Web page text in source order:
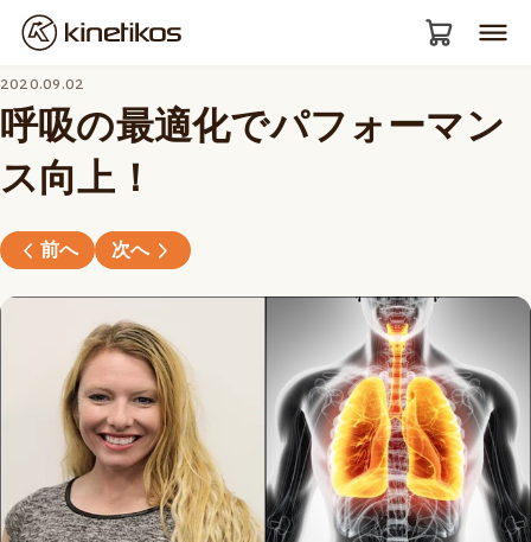
2020.09.02
呼吸の最適化でパフォーマン
ス向上！
前へ 次へ